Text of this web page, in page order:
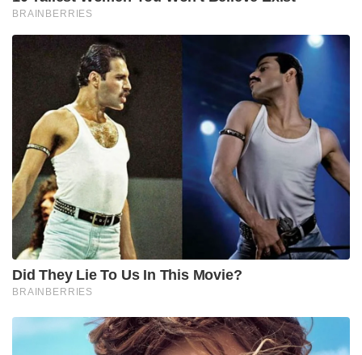
നിഖിലിന് സ്പിന്നും പേസും ഒരുപോലെ വഴങ്ങും.
താരം പിന്നീട് മികച്ച ലെഗ് സ്പിന്നറായി സ്വയം മാറി.
ബിഗ് ബാഷിലെയും ഫസ്റ്റ് ക്ലാസിലെയും തകർപ്പൻ
ഫോം കണ്ടാണ് ഓസ്‌ട്രേലിയൻ സെലക്ടർ ടോണി
ഡൊഡെമൈഡ് നിഖിലിനെ ടീമിലേക്ക്
തിരഞ്ഞെടുത്തത്. അടുത്ത ആഴ്ച
ബംഗ്ലാദേശിനെതിരെ നടക്കുന്ന ആദ്യ ടി20
മത്സരത്തിൽ തന്നെ നിഖിൽ ഓസ്‌ട്രേലിയൻ
ജേഴ്‌സിയിൽ അരങ്ങേറിയേക്കും.
Tags: bcci indian cricket NIKHIL CHAUDHARY